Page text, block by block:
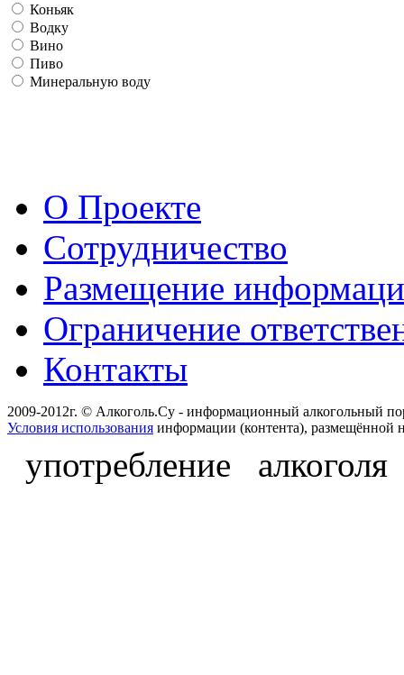
Коньяк
Водку
Вино
Пиво
Минеральную воду
О Проекте
Сотрудничество
Размещение
Ограничение
Контакты
2009-2012г. © Алкоголь.Су - информационный алкогольный
Условия использования информации (контента), размещённой
употребление